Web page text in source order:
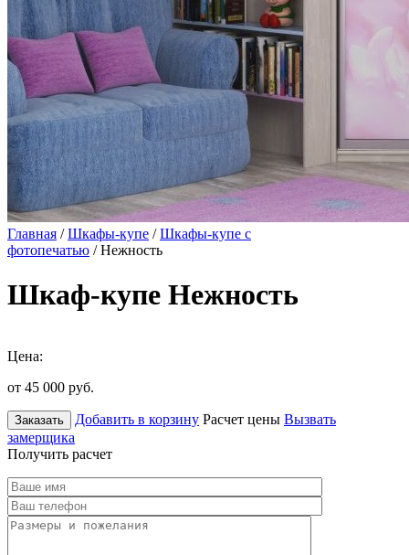
Главная /Шкафы-купе /Шкафы-купе с
фотопечатью / Нежность
Шкаф-купе Нежность
Цена:
от 45 000 руб.
Заказать Добавить в корзину Расчет цены Вызвать
замерщика
Получить расчет